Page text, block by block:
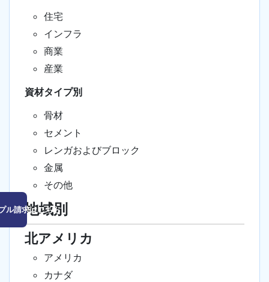
ル請求はこちら
住宅
インフラ
商業
産業
資材タイプ別
骨材
セメント
レンガおよびブロック
金属
その他
地域別
北アメリカ
アメリカ
カナダ